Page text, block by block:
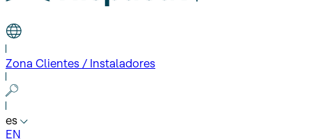
Zona Clientes / Instaladores
es
EN